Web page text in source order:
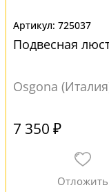
725037
Подвесная
Osgona
7 350 ₽